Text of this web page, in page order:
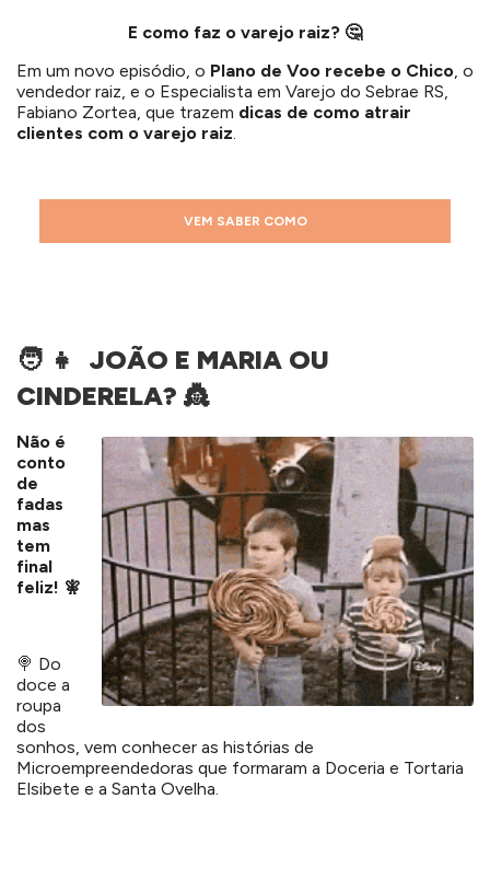
E como faz o varejo raiz? 🤔
Em um novo episódio, o Plano de Voo recebe o Chico, o
vendedor raiz, e o Especialista em Varejo do Sebrae RS,
Fabiano Zortea, que trazem dicas de como atrair
clientes com o varejo raiz.
VEM SABER COMO
🧑 👧 JOÃO E MARIA OU
CINDERELA? 👸
Não é
conto
de
fadas
mas
tem
final
feliz! 🧚
🍭 Do
doce a
roupa
dos
sonhos, vem conhecer as histórias de
Microempreendedoras que formaram a Doceria e Tortaria
Elsibete e a Santa Ovelha.